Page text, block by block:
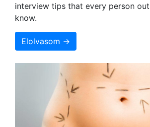
interview tips that every person
know.
Elolvasom →